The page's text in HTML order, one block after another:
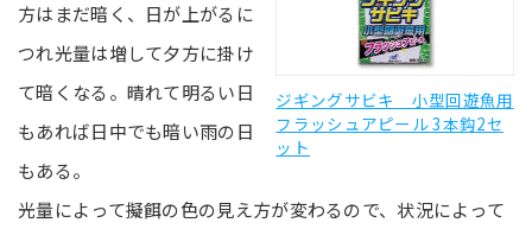
ジギングサビキ 小型回遊魚用
フラッシュアピール 3本鈎2セ
ット
方はまだ暗く、日が上がるに
つれ光量は増して夕方に掛け
て暗くなる。晴れて明るい日
もあれば日中でも暗い雨の日
もある。
光量によって擬餌の色の見え方が変わるので、状況によって